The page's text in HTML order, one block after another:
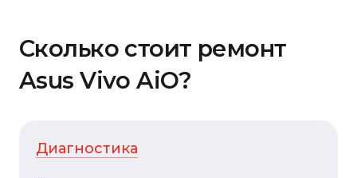
Сколько стоит ремонт
Asus Vivo AiO?
Диагностика